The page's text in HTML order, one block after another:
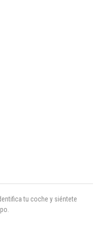
tu coche y siéntete